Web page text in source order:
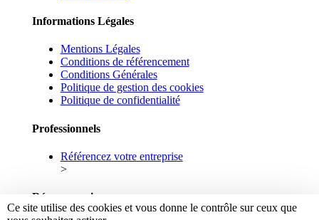
Informations Légales
Mentions Légales
Conditions de référencement
Conditions Générales
Politique de gestion des cookies
Politique de confidentialité
Professionnels
Référencez votre entreprise
>
Réseaux sociaux
Ce site utilise des cookies et vous donne le contrôle sur ceux que